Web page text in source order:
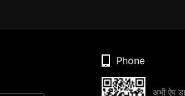
Phone
अभी ऐप